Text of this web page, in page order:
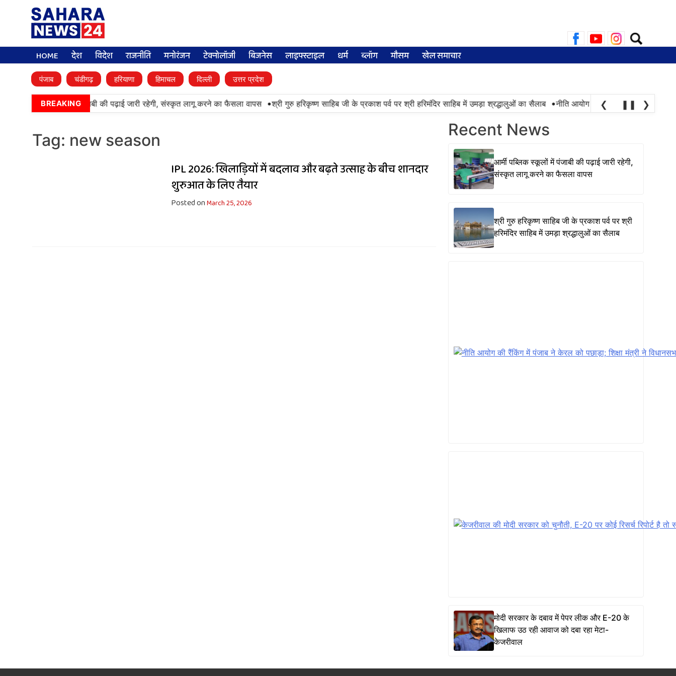
Search
for:
HOME देश विदेश राजनीति मनोरंजन टेक्नोलॉजी बिजनेस लाइफ्स्टाइल धर्म ब्लॉग मौसम खेल समाचार
पंजाब चंडीगढ़ हरियाणा हिमाचल दिल्ली उत्तर प्रदेश
BREAKING
आर्मी पब्लिक स्कूलों में पंजाबी की पढ़ाई जारी रहेगी, संस्कृत लागू करने का फैसला वापस • श्री गुरु हरिकृष्ण साहिब जी के प्रकाश पर्व पर श्री हरिमंदिर साहिब में उमड़ा श्रद्धालुओं का सैलाब • नीति आयोग की रैंकिंग में पंजाब ने केरल को
❮ ❚❚ ❯
Tag: new season
IPL 2026: खिलाड़ियों में बदलाव और बढ़ते उत्साह के बीच शानदार
शुरुआत के लिए तैयार
Posted onMarch 25, 2026
Recent News
आर्मी पब्लिक स्कूलों में पंजाबी की पढ़ाई जारी रहेगी,
संस्कृत लागू करने का फैसला वापस
श्री गुरु हरिकृष्ण साहिब जी के प्रकाश पर्व पर श्री
हरिमंदिर साहिब में उमड़ा श्रद्धालुओं का सैलाब
मोदी सरकार के दबाव में पेपर लीक और E-20 के
खिलाफ उठ रही आवाज को दबा रहा मेटा-
केजरीवाल